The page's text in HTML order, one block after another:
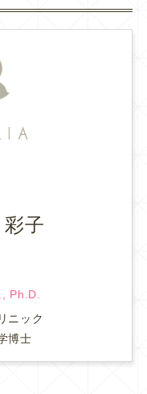
彩子
Ph.D.
ニック
博士